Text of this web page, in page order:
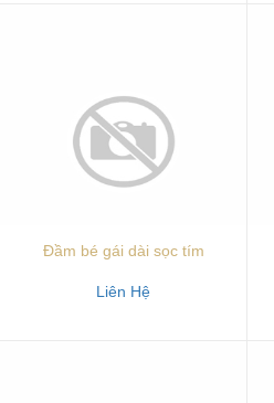
Đầm bé gái dài sọc tím
Liên Hệ